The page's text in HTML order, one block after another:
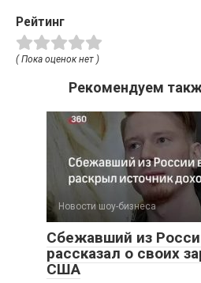
Рейтинг
( Пока оценок нет )
Рекомендуем
Новости шоу-бизнеса
Сбежавший из
рассказал о своих
США